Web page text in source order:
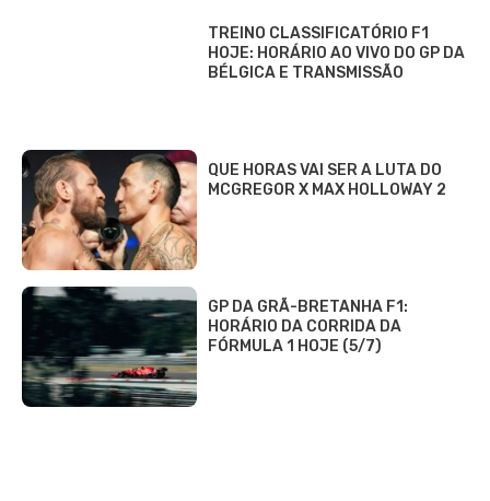
TREINO CLASSIFICATÓRIO F1
HOJE: HORÁRIO AO VIVO DO GP DA
BÉLGICA E TRANSMISSÃO
QUE HORAS VAI SER A LUTA DO
MCGREGOR X MAX HOLLOWAY 2
GP DA GRÃ-BRETANHA F1:
HORÁRIO DA CORRIDA DA
FÓRMULA 1 HOJE (5/7)